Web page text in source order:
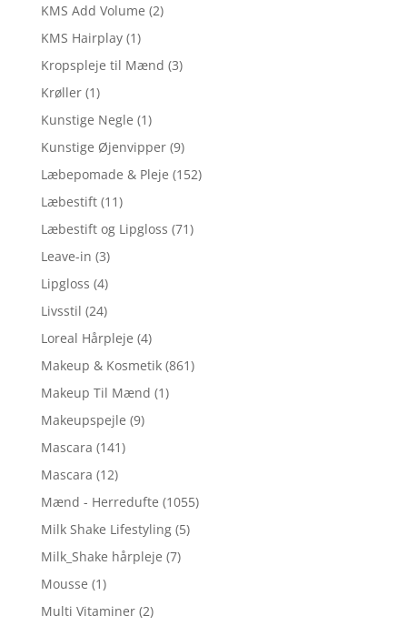
KMS Add Volume (2)
KMS Hairplay (1)
Kropspleje til Mænd (3)
Krøller (1)
Kunstige Negle (1)
Kunstige Øjenvipper (9)
Læbepomade & Pleje (152)
Læbestift (11)
Læbestift og Lipgloss (71)
Leave-in (3)
Lipgloss (4)
Livsstil (24)
Loreal Hårpleje (4)
Makeup & Kosmetik (861)
Makeup Til Mænd (1)
Makeupspejle (9)
Mascara (141)
Mascara (12)
Mænd - Herredufte (1055)
Milk Shake Lifestyling (5)
Milk_Shake hårpleje (7)
Mousse (1)
Multi Vitaminer (2)